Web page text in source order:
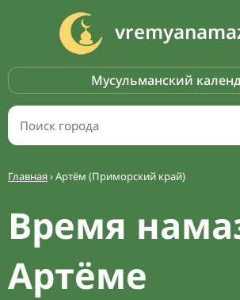
Мусульманский
Главная›Артём (Приморский край)
Время
Артёме